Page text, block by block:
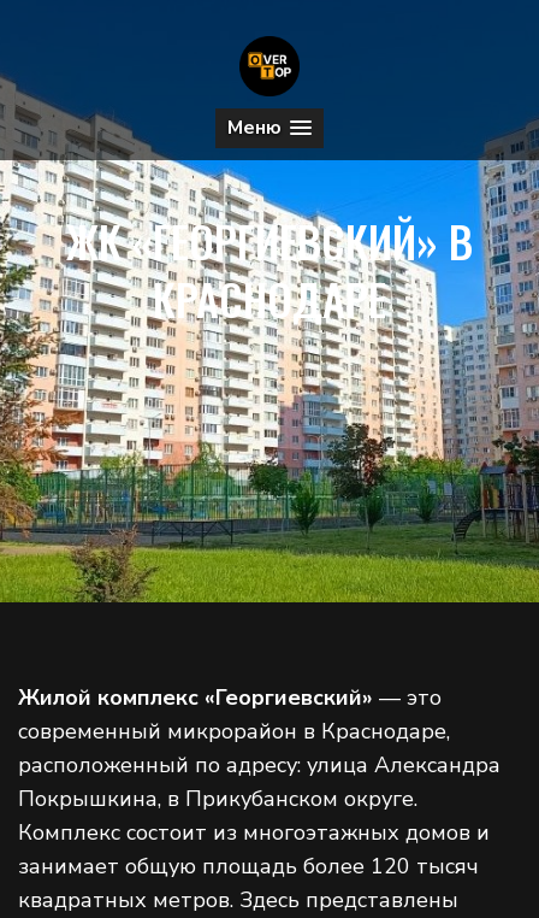
Меню
ЖК «ГЕОРГИЕВСКИЙ» В
КРАСНОДАРЕ
Жилой комплекс «Георгиевский» — это
современный микрорайон в Краснодаре,
расположенный по адресу: улица Александра
Покрышкина, в Прикубанском округе.
Комплекс состоит из многоэтажных домов и
занимает общую площадь более 120 тысяч
квадратных метров. Здесь представлены